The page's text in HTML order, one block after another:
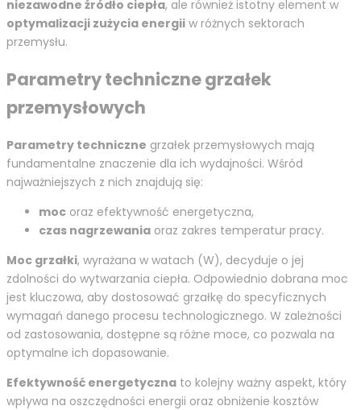
niezawodne źródło ciepła, ale również istotny element w
optymalizacji zużycia energii w różnych sektorach
przemysłu.
Parametry techniczne grzałek
przemysłowych
Parametry techniczne grzałek przemysłowych mają
fundamentalne znaczenie dla ich wydajności. Wśród
najważniejszych z nich znajdują się:
moc oraz efektywność energetyczna,
czas nagrzewania oraz zakres temperatur pracy.
Moc grzałki, wyrażana w watach (W), decyduje o jej
zdolności do wytwarzania ciepła. Odpowiednio dobrana moc
jest kluczowa, aby dostosować grzałkę do specyficznych
wymagań danego procesu technologicznego. W zależności
od zastosowania, dostępne są różne moce, co pozwala na
optymalne ich dopasowanie.
Efektywność energetyczna to kolejny ważny aspekt, który
wpływa na oszczędności energii oraz obniżenie kosztów